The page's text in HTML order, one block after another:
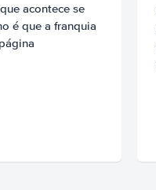
acontece se
é que a franquia